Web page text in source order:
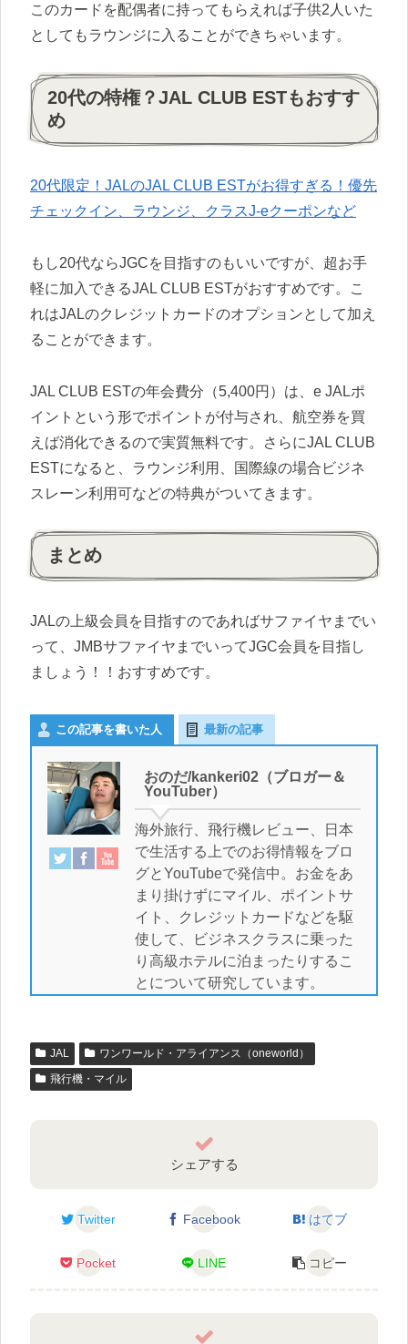
このカードを配偶者に持ってもらえれば子供2人いた
としてもラウンジに入ることができちゃいます。
20代の特権？JAL CLUB ESTもおすす
め
20代限定！JALのJAL CLUB ESTがお得すぎる！優先
チェックイン、ラウンジ、クラスJ-eクーポンなど
もし20代ならJGCを目指すのもいいですが、超お手
軽に加入できるJAL CLUB ESTがおすすめです。こ
れはJALのクレジットカードのオプションとして加え
ることができます。
JAL CLUB ESTの年会費分（5,400円）は、e JALポ
イントという形でポイントが付与され、航空券を買
えば消化できるので実質無料です。さらにJAL CLUB
ESTになると、ラウンジ利用、国際線の場合ビジネ
スレーン利用可などの特典がついてきます。
まとめ
JALの上級会員を目指すのであればサファイヤまでい
って、JMBサファイヤまでいってJGC会員を目指し
ましょう！！おすすめです。
この記事を書いた人 最新の記事
おのだ/kankeri02（ブロガー＆
YouTuber）
海外旅行、飛行機レビュー、日本
で生活する上でのお得情報をブロ
グとYouTubeで発信中。お金をあ
まり掛けずにマイル、ポイントサ
イト、クレジットカードなどを駆
使して、ビジネスクラスに乗った
り高級ホテルに泊まったりするこ
とについて研究しています。
JAL
ワンワールド・アライアンス（oneworld）
飛行機・マイル
シェアする
Twitter Facebook はてブ
Pocket LINE コピー